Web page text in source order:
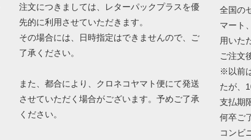
注文につきましては、レターパックプラスを優
先的に利用させていただきます。
その場合には、日時指定はできませんので、ご
了承ください。
また、都合により、クロネコヤマト便にて発送
させていただく場合がございます。予めご了承
ください。
全国の
マート
用いた
ご注文
※以前
たが、
支払期
何卒ご
コンビ